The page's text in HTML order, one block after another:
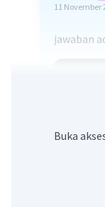
11 November
jawaban
Buka